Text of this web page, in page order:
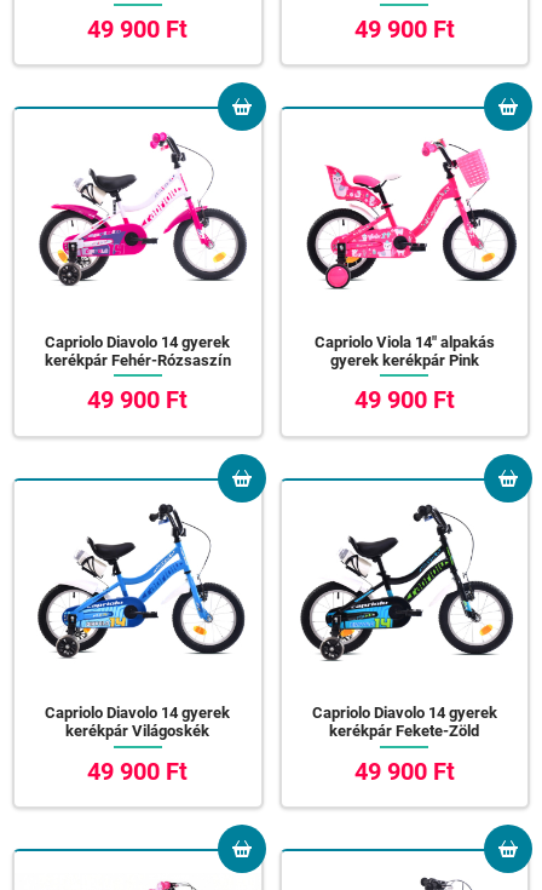
49 900 Ft 49 900 Ft
Capriolo Diavolo 14 gyerek
kerékpár Fehér-Rózsaszín
49 900 Ft
Capriolo Viola 14" alpakás
gyerek kerékpár Pink
49 900 Ft
Capriolo Diavolo 14 gyerek
kerékpár Világoskék
49 900 Ft
Capriolo Diavolo 14 gyerek
kerékpár Fekete-Zöld
49 900 Ft